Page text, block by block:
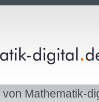
Mathematik-